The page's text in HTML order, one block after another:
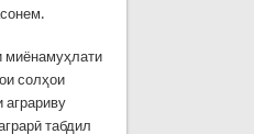
миёнамуҳлати
солҳои
аграриву
табдил